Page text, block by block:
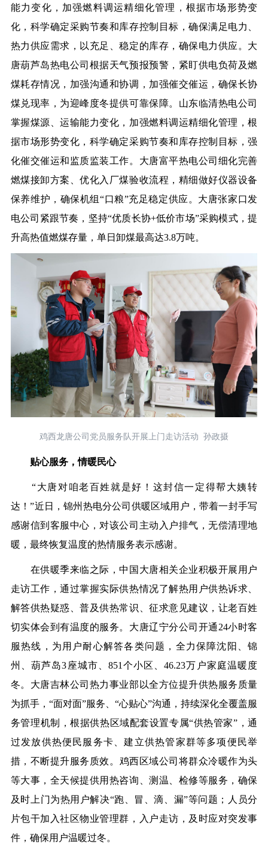
能力变化，加强燃料调运精细化管理，根据市场形势变
化，科学确定采购节奏和库存控制目标，确保满足电力、
热力供应需求，以充足、稳定的库存，确保电力供应。大
唐葫芦岛热电公司根据天气预报预警，紧盯供电负荷及燃
煤耗存情况，加强沟通和协调，加强催交催运，确保长协
煤兑现率，为迎峰度冬提供可靠保障。山东临清热电公司
掌握煤源、运输能力变化，加强燃料调运精细化管理，根
据市场形势变化，科学确定采购节奏和库存控制目标，强
化催交催运和监质监装工作。大唐富平热电公司细化完善
燃煤接卸方案、优化入厂煤验收流程，精细做好仪器设备
保养维护，确保机组“口粮”充足稳定供应。大唐张家口发
电公司紧跟节奏，坚持“优质长协+低价市场”采购模式，提
升高热值燃煤存量，单日卸煤最高达3.8万吨。
鸡西龙唐公司党员服务队开展上门走访活动 孙政摄
贴心服务，情暖民心
“大唐对咱老百姓就是好！这封信一定得帮大姨转
达！”近日，锦州热电分公司供暖区域用户，带着一封手写
感谢信到客服中心，对该公司主动入户排气，无偿清理地
暖，最终恢复温度的热情服务表示感谢。
在供暖季来临之际，中国大唐相关企业积极开展用户
走访工作，通过掌握实际供热情况了解热用户供热诉求、
解答供热疑惑、普及供热常识、征求意见建议，让老百姓
切实体会到有温度的服务。 大唐辽宁分公司开通 24小时客
服热线，为用户耐心解答各类问题，全力保障沈阳、锦
州、葫芦岛3座城市、851个小区、46.23万户家庭温暖度
冬。 大唐吉林公司热力事业部以全方位提升供热服务质量
为抓手， “面对面”服务、“心贴心”沟通，持续深化全覆盖服
务管理机制，根据供热区域配套设置专属“供热管家”，通
过发放供热便民服务卡、建立供热管家群等多项便民举
措，不断提升服务质效。 鸡西区域公司 将群众冷暖作为头
等大事，全天候提供用热咨询、测温、检修等服务 ， 确保
及时上门为热用户解决“跑、冒、滴、漏”等问题 ；
人员分
片包干加入社区物业管理群，入户走访，及时应对突发事
件，确保用户温暖过冬。